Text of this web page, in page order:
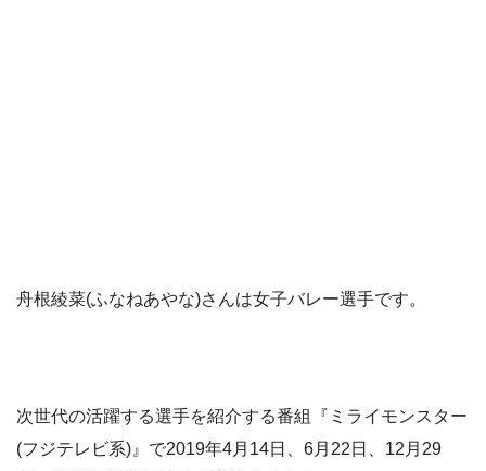
舟根綾菜(ふなねあやな)さんは女子バレー選手です。
次世代の活躍する選手を紹介する番組『ミライモンスター
(フジテレビ系)』で2019年4月14日、6月22日、12月29